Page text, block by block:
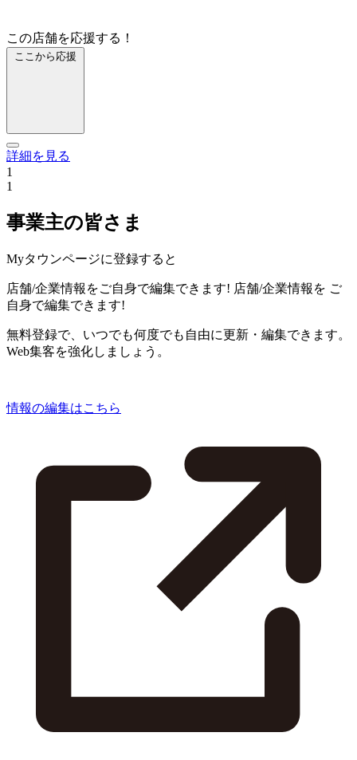
この店舗を応援する！
ここから応援
詳細を見る
1
1
事業主の皆さま
Myタウンページに登録すると
店舗/企業情報をご自身で編集できます! 店舗/企業情報を ご
自身で編集できます!
無料登録で、いつでも何度でも自由に更新・編集できます。
Web集客を強化しましょう。
情報の編集はこちら